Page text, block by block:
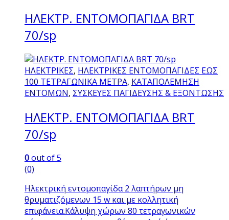
ΗΛΕΚΤΡ. ΕΝΤΟΜΟΠΑΓΙΔΑ BRT
70/sp
ΗΛΕΚΤΡΙΚΕΣ, ΗΛΕΚΤΡΙΚΕΣ ΕΝΤΟΜΟΠΑΓΙΔΕΣ ΕΩΣ
100 ΤΕΤΡΑΓΩΝΙΚΑ ΜΕΤΡΑ, ΚΑΤΑΠΟΛΕΜΗΣΗ
ΕΝΤΟΜΩΝ, ΣΥΣΚΕΥΕΣ ΠΑΓΙΔΕΥΣΗΣ & ΕΞΟΝΤΩΣΗΣ
ΗΛΕΚΤΡ. ΕΝΤΟΜΟΠΑΓΙΔΑ BRT
70/sp
0out of 5
(0)
Ηλεκτρική εντομοπαγίδα 2 λαπτήρων μη
θρυματιζόμενων 15 w και με κολλητική
επιφάνεια.Κάλυψη χώρων 80 τετραγωνικών